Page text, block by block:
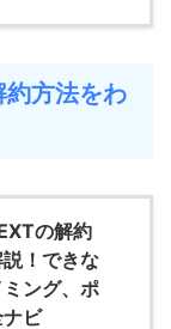
方法をわ
の解約
！できな
ング、ポ
ビ